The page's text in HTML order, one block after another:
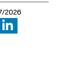
2026